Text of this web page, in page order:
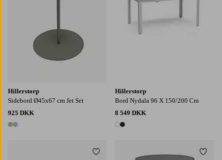
Hillerstorp
Sidebord Ø45x67 cm Jet Set
925 DKK
2 farver
Hillerstorp
Bord Nydala 96 X 150/200 Cm
8 549 DKK
2 farver
Tilføj til favoritter